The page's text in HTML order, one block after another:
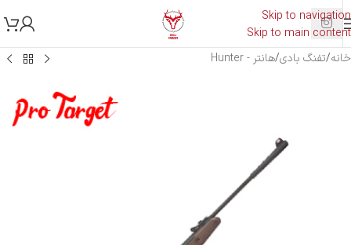
Skip to navigation
Skip to main content
خانه/تفنگ بادی/هانتر - Hunter